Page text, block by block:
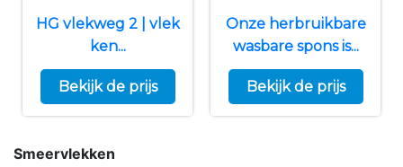
HG vlekweg 2 | vlek
ken...
Bekijk de prijs
Onze herbruikbare
wasbare spons is...
Bekijk de prijs
Smeervlekken